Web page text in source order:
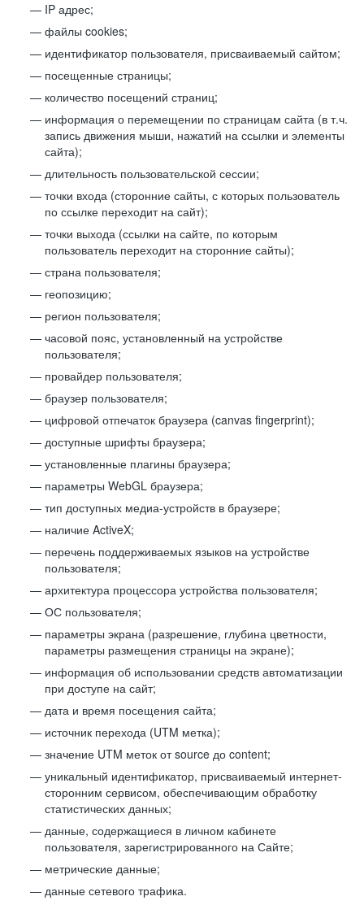
IP адрес;
файлы cookies;
идентификатор пользователя, присваиваемый сайтом;
посещенные страницы;
количество посещений страниц;
информация о перемещении по страницам сайта (в т.ч.
запись движения мыши, нажатий на ссылки и элементы
сайта);
длительность пользовательской сессии;
точки входа (сторонние сайты, с которых пользователь
по ссылке переходит на сайт);
точки выхода (ссылки на сайте, по которым
пользователь переходит на сторонние сайты);
страна пользователя;
геопозицию;
регион пользователя;
часовой пояс, установленный на устройстве
пользователя;
провайдер пользователя;
браузер пользователя;
цифровой отпечаток браузера (canvas fingerprint);
доступные шрифты браузера;
установленные плагины браузера;
параметры WebGL браузера;
тип доступных медиа-устройств в браузере;
наличие ActiveX;
перечень поддерживаемых языков на устройстве
пользователя;
архитектура процессора устройства пользователя;
ОС пользователя;
параметры экрана (разрешение, глубина цветности,
параметры размещения страницы на экране);
информация об использовании средств автоматизации
при доступе на сайт;
дата и время посещения сайта;
источник перехода (UTM метка);
значение UTM меток от source до content;
уникальный идентификатор, присваиваемый интернет-
сторонним сервисом, обеспечивающим обработку
статистических данных;
данные, содержащиеся в личном кабинете
пользователя, зарегистрированного на Сайте;
метрические данные;
данные сетевого трафика.